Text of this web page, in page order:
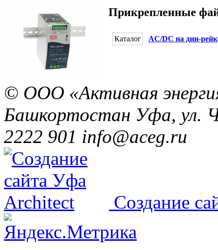
Прикрепленные
Каталог AC/DC на дин-
© ООО «Активная
Башкортостан Уфа, ул.
2222 901 info@aceg.ru
Создание